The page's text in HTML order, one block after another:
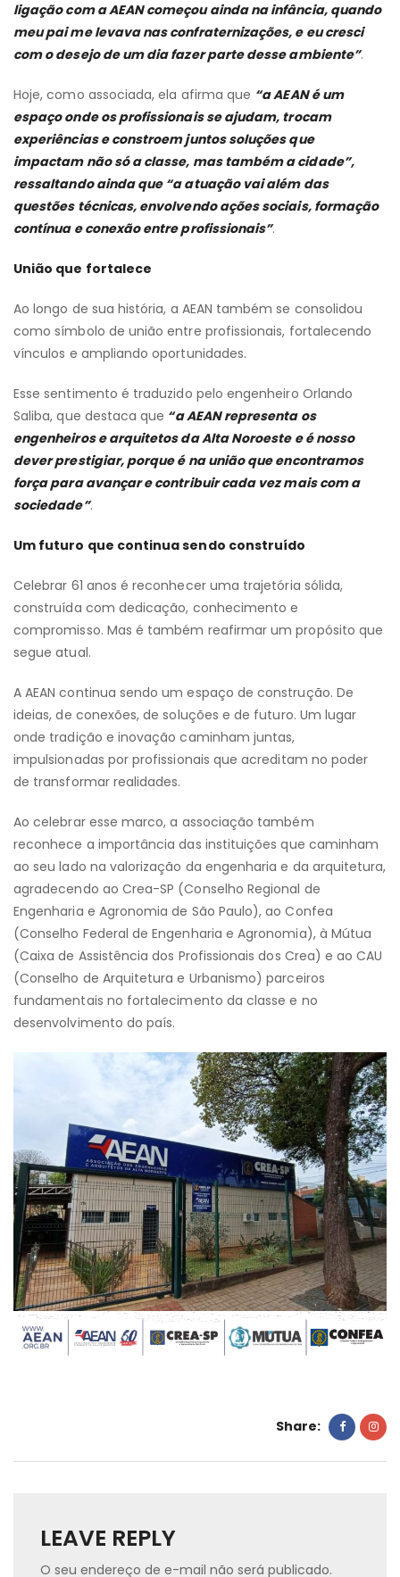
ligação com a AEAN começou ainda na infância, quando
meu pai me levava nas confraternizações, e eu cresci
com o desejo de um dia fazer parte desse ambiente”.
Hoje, como associada, ela afirma que “a AEAN é um
espaço onde os profissionais se ajudam, trocam
experiências e constroem juntos soluções que
impactam não só a classe, mas também a cidade”,
ressaltando ainda que “a atuação vai além das
questões técnicas, envolvendo ações sociais, formação
contínua e conexão entre profissionais”.
União que fortalece
Ao longo de sua história, a AEAN também se consolidou
como símbolo de união entre profissionais, fortalecendo
vínculos e ampliando oportunidades.
Esse sentimento é traduzido pelo engenheiro Orlando
Saliba, que destaca que “a AEAN representa os
engenheiros e arquitetos da Alta Noroeste e é nosso
dever prestigiar, porque é na união que encontramos
força para avançar e contribuir cada vez mais com a
sociedade”.
Um futuro que continua sendo construído
Celebrar 61 anos é reconhecer uma trajetória sólida,
construída com dedicação, conhecimento e
compromisso. Mas é também reafirmar um propósito que
segue atual.
A AEAN continua sendo um espaço de construção. De
ideias, de conexões, de soluções e de futuro. Um lugar
onde tradição e inovação caminham juntas,
impulsionadas por profissionais que acreditam no poder
de transformar realidades.
Ao celebrar esse marco, a associação também
reconhece a importância das instituições que caminham
ao seu lado na valorização da engenharia e da arquitetura,
agradecendo ao Crea-SP (Conselho Regional de
Engenharia e Agronomia de São Paulo), ao Confea
(Conselho Federal de Engenharia e Agronomia), à Mútua
(Caixa de Assistência dos Profissionais dos Crea) e ao CAU
(Conselho de Arquitetura e Urbanismo) parceiros
fundamentais no fortalecimento da classe e no
desenvolvimento do país.
Share:
LEAVE REPLY
O seu endereço de e-mail não será publicado.